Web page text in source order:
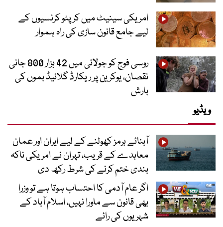
امریکی سینیٹ میں کرپٹو کرنسیوں کے
لیے جامع قانون سازی کی راہ ہموار
روسی فوج کو جولائی میں 42 ہزار 800 جانی
نقصان، یوکرین پر ریکارڈ گلائیڈ بموں کی
بارش
ویڈیو
آبنائے ہرمز کھولنے کے لیے ایران اور عمان
معاہدے کے قریب، تہران نے امریکی ناکہ
بندی ختم کرنے کی شرط رکھ دی
اگر عام آدمی کا احتساب ہوتا ہے تو وزرا
بھی قانون سے ماورا نہیں، اسلام آباد کے
شہریوں کی رائے